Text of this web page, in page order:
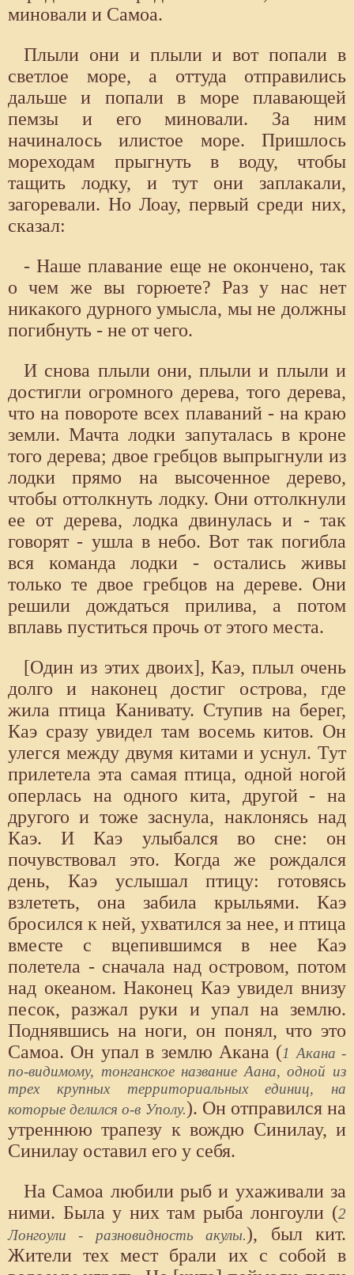
миновали и Самоа.
Плыли они и плыли и вот попали в
светлое море, а оттуда отправились
дальше и попали в море плавающей
пемзы и его миновали. За ним
начиналось илистое море. Пришлось
мореходам прыгнуть в воду, чтобы
тащить лодку, и тут они заплакали,
загоревали. Но Лоау, первый среди них,
сказал:
- Наше плавание еще не окончено, так
о чем же вы горюете? Раз у нас нет
никакого дурного умысла, мы не должны
погибнуть - не от чего.
И снова плыли они, плыли и плыли и
достигли огромного дерева, того дерева,
что на повороте всех плаваний - на краю
земли. Мачта лодки запуталась в кроне
того дерева; двое гребцов выпрыгнули из
лодки прямо на высоченное дерево,
чтобы оттолкнуть лодку. Они оттолкнули
ее от дерева, лодка двинулась и - так
говорят - ушла в небо. Вот так погибла
вся команда лодки - остались живы
только те двое гребцов на дереве. Они
решили дождаться прилива, а потом
вплавь пуститься прочь от этого места.
[Один из этих двоих], Каэ, плыл очень
долго и наконец достиг острова, где
жила птица Канивату. Ступив на берег,
Каэ сразу увидел там восемь китов. Он
улегся между двумя китами и уснул. Тут
прилетела эта самая птица, одной ногой
оперлась на одного кита, другой - на
другого и тоже заснула, наклонясь над
Каэ. И Каэ улыбался во сне: он
почувствовал это. Когда же рождался
день, Каэ услышал птицу: готовясь
взлететь, она забила крыльями. Каэ
бросился к ней, ухватился за нее, и птица
вместе с вцепившимся в нее Каэ
полетела - сначала над островом, потом
над океаном. Наконец Каэ увидел внизу
песок, разжал руки и упал на землю.
Поднявшись на ноги, он понял, что это
Самоа. Он упал в землю Акана (1 Акана -
по-видимому, тонганское название Аана, одной из
трех крупных территориальных единиц, на
которые делился о-в Уполу.). Он отправился на
утреннюю трапезу к вождю Синилау, и
Синилау оставил его у себя.
На Самоа любили рыб и ухаживали за
ними. Была у них там рыба лонгоули (2
Лонгоули - разновидность акулы.), был кит.
Жители тех мест брали их с собой в